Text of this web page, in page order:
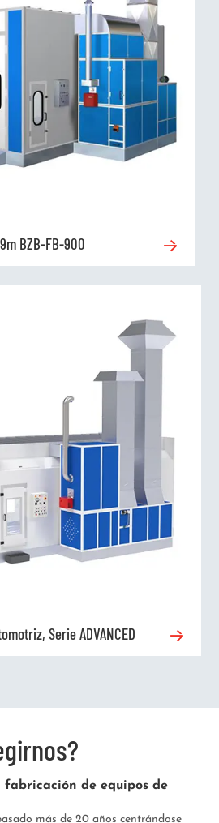
BZB-FB-900
Serie ADVANCED
fabricación de equipos de
más de 20 años centrándose